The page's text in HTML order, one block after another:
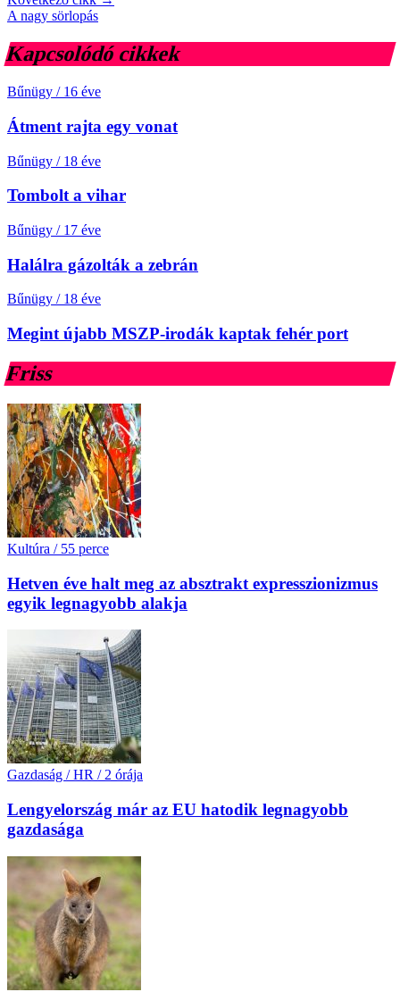
A nagy sörlopás
Kapcsolódó cikkek
Bűnügy / 16 éve
Átment rajta egy vonat
Bűnügy / 18 éve
Tombolt a vihar
Bűnügy / 17 éve
Halálra gázolták a zebrán
Bűnügy / 18 éve
Megint újabb MSZP-irodák kaptak fehér port
Friss
Kultúra / 55 perce
Hetven éve halt meg az absztrakt expresszionizmus
egyik legnagyobb alakja
Gazdaság / HR / 2 órája
Lengyelország már az EU hatodik legnagyobb
gazdasága